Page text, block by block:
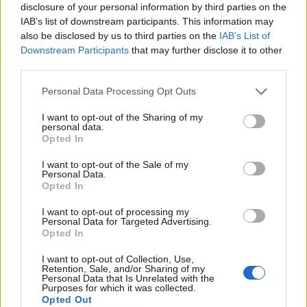
disclosure of your personal information by third parties on the
IAB’s list of downstream participants. This information may
also be disclosed by us to third parties on the IAB’s List of
Downstream Participants that may further disclose it to other
Personal Data Processing Opt Outs
I want to opt-out of the Sharing of my
personal data.
Opted In
I want to opt-out of the Sale of my
Personal Data.
Opted In
I want to opt-out of processing my
Personal Data for Targeted Advertising.
Opted In
I want to opt-out of Collection, Use,
Retention, Sale, and/or Sharing of my
Personal Data that Is Unrelated with the
Purposes for which it was collected.
Opted Out
compilate nel 2018 per l’anno d’imposta 2017, definito dal Censis
“dell’Italia del rancore”), le donazioni degli italiani hanno segnato una
battuta d’arresto dopo tre anni di crescita: -0,87%. L’ammontare delle
49% al 45%, con la voce specifica dei donatori informali che scende
dal 44% al 41%.
è diminuito sia per chi ha scelto di affidarsi solo a un’associazione
(dai 67 euro del 2018 ai 66 euro del 2019) sia per chi ha optato
Nel 2019 hanno invece spopolato le
occasione dei compleanni, con un miliardo raccolto nel mondo,
mentre è calata la raccolta degli sms solidali: nel 2018 si è fermata a
16,8 milioni di euro contro i 18,5 del 2017 e i 46 del 2016.